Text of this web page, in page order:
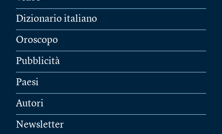
Dizionario italiano
Oroscopo
Pubblicità
Paesi
Autori
Newsletter